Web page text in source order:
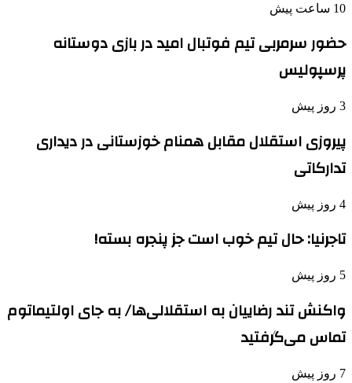
10 ساعت پیش
حضور سرمربی تیم فوتبال امید در بازی دوستانه
پرسپولیس
3 روز پیش
پیروزی استقلال مقابل همنام خوزستانی در دیداری
تدارکاتی
4 روز پیش
تاجرنیا: حال تیم خوب است جز پنجره بسته!
5 روز پیش
واکنش تند رضاییان به استقلالی‌ها/ به جای اولتیماتوم
تماس می‌گرفتید
7 روز پیش